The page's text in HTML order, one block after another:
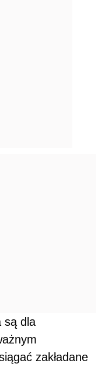
są dla
zakładane